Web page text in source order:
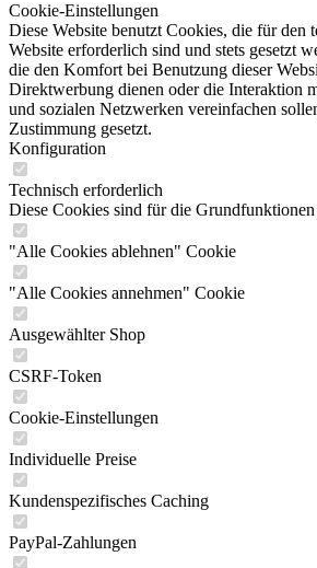
Cookie-Einstellungen
Diese Website benutzt Cookies, die für den
Website erforderlich sind und stets gesetzt
die den Komfort bei Benutzung dieser
Direktwerbung dienen oder die Interaktion
und sozialen Netzwerken vereinfachen
Zustimmung gesetzt.
Konfiguration
Technisch erforderlich
Diese Cookies sind für die
"Alle Cookies ablehnen" Cookie
"Alle Cookies annehmen" Cookie
Ausgewählter Shop
CSRF-Token
Cookie-Einstellungen
Individuelle Preise
Kundenspezifisches Caching
PayPal-Zahlungen